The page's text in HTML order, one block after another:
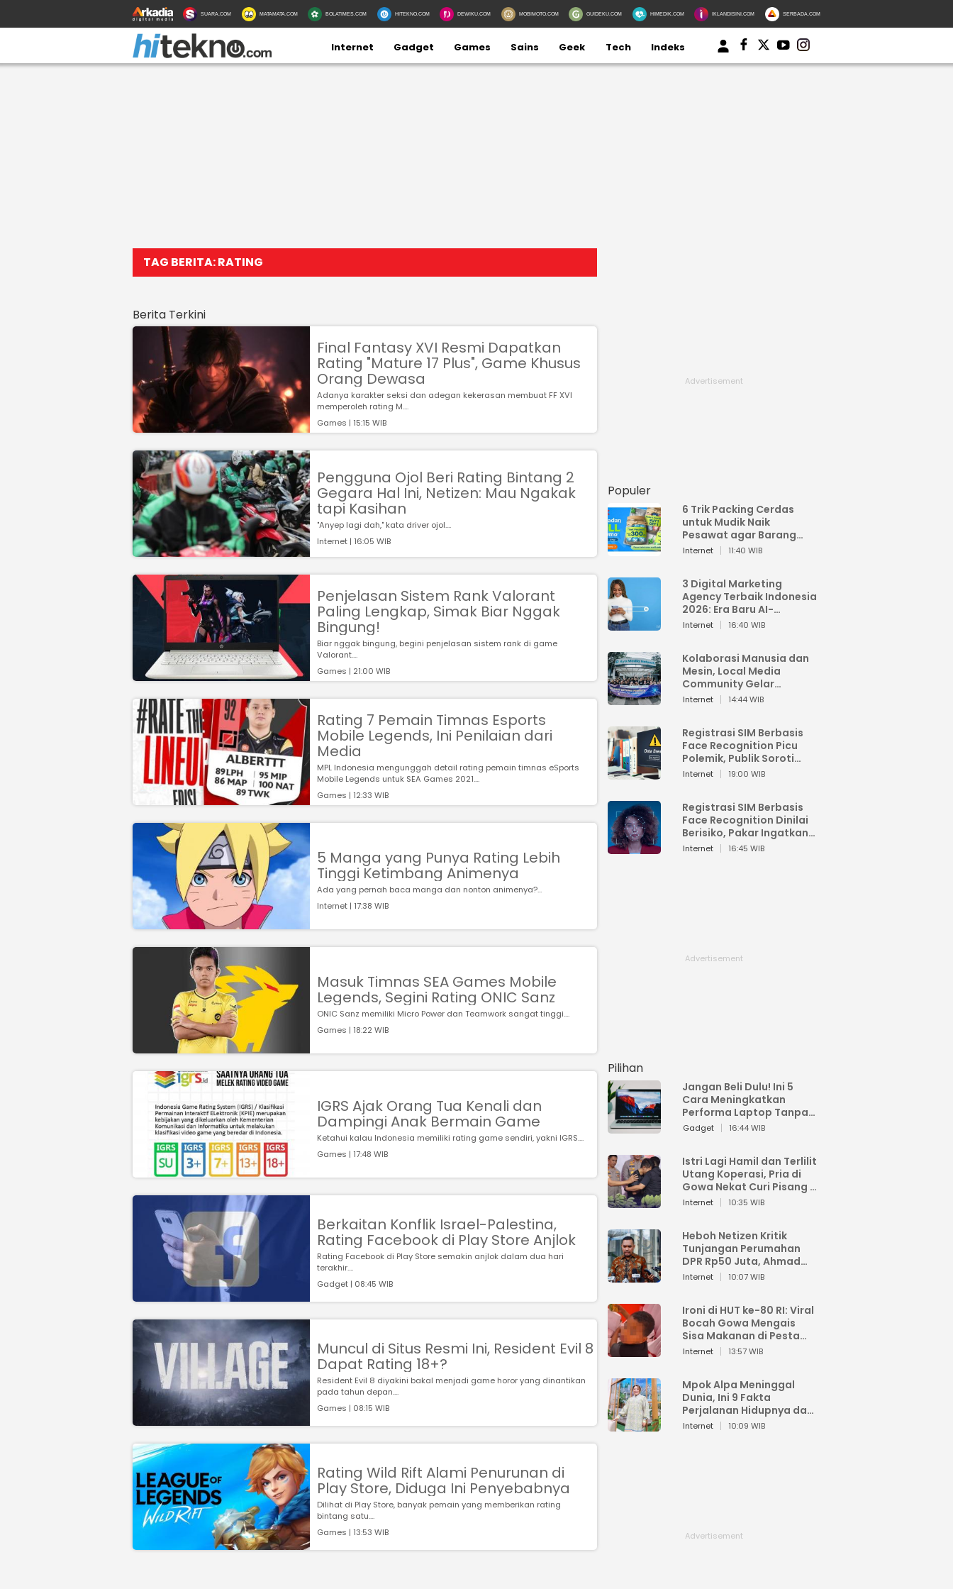
SUARA.COM MATAMATA.COM BOLATIMES.COM HITEKNO.COM DEWIKU.COM MOBIMOTO.COM GUIDEKU.COM HIMEDIK.COM IKLANDISINI.COM SERBADA.COM
Internet Gadget Games Sains Geek Tech Indeks
TAG BERITA: RATING
Berita Terkini
Final Fantasy XVI Resmi Dapatkan
Rating "Mature 17 Plus", Game Khusus
Orang Dewasa
Adanya karakter seksi dan adegan kekerasan membuat FF XVI
memperoleh rating M....
Games | 15:15 WIB
Pengguna Ojol Beri Rating Bintang 2
Gegara Hal Ini, Netizen: Mau Ngakak
tapi Kasihan
"Anyep lagi dah," kata driver ojol....
Internet | 16:05 WIB
Penjelasan Sistem Rank Valorant
Paling Lengkap, Simak Biar Nggak
Bingung!
Biar nggak bingung, begini penjelasan sistem rank di game
Valorant....
Games | 21:00 WIB
Rating 7 Pemain Timnas Esports
Mobile Legends, Ini Penilaian dari
Media
MPL Indonesia mengunggah detail rating pemain timnas eSports
Mobile Legends untuk SEA Games 2021....
Games | 12:33 WIB
5 Manga yang Punya Rating Lebih
Tinggi Ketimbang Animenya
Ada yang pernah baca manga dan nonton animenya?...
Internet | 17:38 WIB
Masuk Timnas SEA Games Mobile
Legends, Segini Rating ONIC Sanz
ONIC Sanz memiliki Micro Power dan Teamwork sangat tinggi....
Games | 18:22 WIB
IGRS Ajak Orang Tua Kenali dan
Dampingi Anak Bermain Game
Ketahui kalau Indonesia memiliki rating game sendiri, yakni IGRS....
Games | 17:48 WIB
Berkaitan Konflik Israel-Palestina,
Rating Facebook di Play Store Anjlok
Rating Facebook di Play Store semakin anjlok dalam dua hari
terakhir....
Gadget | 08:45 WIB
Muncul di Situs Resmi Ini, Resident Evil 8
Dapat Rating 18+?
Resident Evil 8 diyakini bakal menjadi game horor yang dinantikan
pada tahun depan....
Games | 08:15 WIB
Rating Wild Rift Alami Penurunan di
Play Store, Diduga Ini Penyebabnya
Dilihat di Play Store, banyak pemain yang memberikan rating
bintang satu....
Games | 13:53 WIB
Populer
6 Trik Packing Cerdas
untuk Mudik Naik
Pesawat agar Barang
Tidak Over Bagasi
Internet 11:40 WIB
3 Digital Marketing
Agency Terbaik Indonesia
2026: Era Baru AI-
Powered Marketing
Internet 16:40 WIB
Kolaborasi Manusia dan
Mesin, Local Media
Community Gelar
Workshop Google AI
Internet 14:44 WIB
Registrasi SIM Berbasis
Face Recognition Picu
Polemik, Publik Soroti
Risiko Kebocoran Data
Internet 19:00 WIB
Registrasi SIM Berbasis
Face Recognition Dinilai
Berisiko, Pakar Ingatkan
Ancaman Privasi dan
Internet 16:45 WIB
Pilihan
Jangan Beli Dulu! Ini 5
Cara Meningkatkan
Performa Laptop Tanpa
Harus Beli Baru
Gadget 16:44 WIB
Istri Lagi Hamil dan Terlilit
Utang Koperasi, Pria di
Gowa Nekat Curi Pisang 4
Tandan Milik Tetangga,
Internet 10:35 WIB
Heboh Netizen Kritik
Tunjangan Perumahan
DPR Rp50 Juta, Ahmad
Sahroni: Enggak Senang
Internet 10:07 WIB
Ironi di HUT ke-80 RI: Viral
Bocah Gowa Mengais
Sisa Makanan di Pesta
Kemerdekaan
Internet 13:57 WIB
Mpok Alpa Meninggal
Dunia, Ini 9 Fakta
Perjalanan Hidupnya dari
Viral hingga Puncak
Internet 10:09 WIB